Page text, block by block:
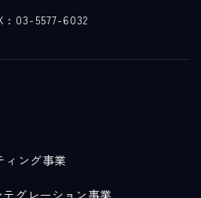
: 03-5577-6032
ィング事業
グレーション事業